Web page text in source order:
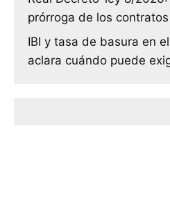
prórroga de los
IBI y tasa de basura en
aclara cuándo puede